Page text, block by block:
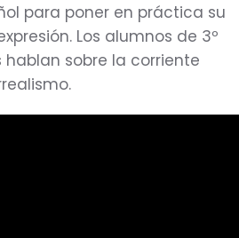
para poner en práctica su
Los alumnos de 3º
hablan sobre la corriente